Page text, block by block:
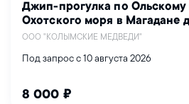
Джип-прогулка по
Охотского моря в Магадане
ООО "КОЛЫМСКИЕ МЕДВЕДИ"
Под запрос с 10 августа 2026
8 000 ₽